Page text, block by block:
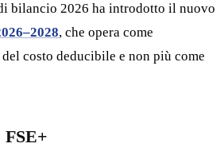
bilancio 2026 ha introdotto il nuovo
, che opera come
costo deducibile e non più come
FSE+